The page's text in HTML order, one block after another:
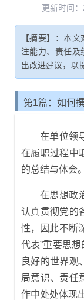
更新时间：
【摘要】：本
注能力、责任及
出改进建议，以
第1篇：如何
在单位领
在履职过程中
的总结与体会。
在思想政
认真贯彻党的
性，因此不断
代表”重要思
良好的世界观
局意识、责任
作中处处体现